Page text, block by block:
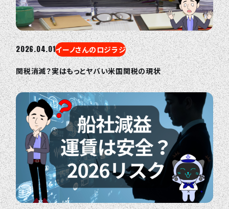
2026.04.01イーノさんのロジラジ
関税消滅？実はもっとヤバい米国関税の現状